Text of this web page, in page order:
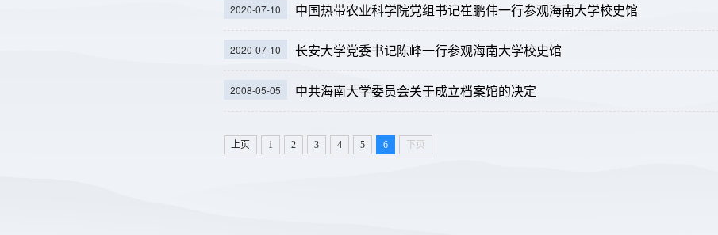
2020-07-10 中国热带农业科学院党组书记崔鹏伟一行参观海南大学校史馆
2020-07-10 长安大学党委书记陈峰一行参观海南大学校史馆
2008-05-05 中共海南大学委员会关于成立档案馆的决定
上页 1 2 3 4 5 6 下页